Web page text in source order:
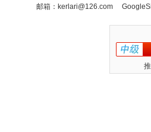
邮箱： kerlari@126.com